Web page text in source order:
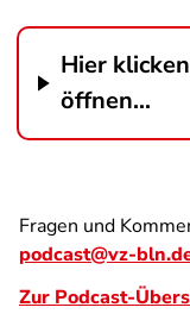
Hier
öffnen...
Fragen und
podcast@vz-
Zur Podcast-